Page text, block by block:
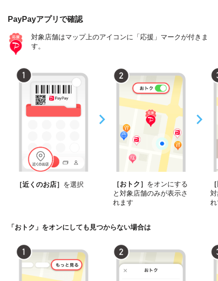
PayPayアプリで確認
対象店舗はマップ上のアイコンに「応援」マークが付きま
す。
［近くのお店］ を選択 ［おトク］ をオンにする
と対象店舗のみが表示さ
れます
「おトク」をオンにしても見つからない場合は